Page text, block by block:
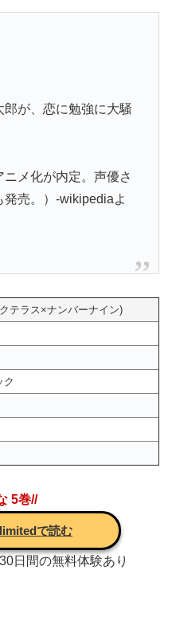
が、恋に勉強に大騒
ニメ化が内定。声優さ
発売。）-wikipediaよ
テラス×ナンバーナイン)
ク
5巻//
で読む
日間の無料体験あり